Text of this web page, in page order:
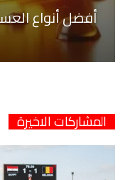
أفضل أنواع
المشاركات الاخيرة